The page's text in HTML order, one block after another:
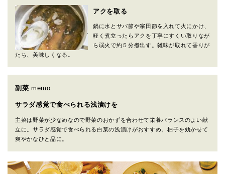
アクを取る
鍋に水とサバ節や宗田節を入れて火にかけ、
軽く煮立ったらアクを丁寧にすくい取りなが
ら弱火で約５分煮出す。雑味が取れて香りが
たち、美味しくなる。
副菜 memo
サラダ感覚で食べられる浅漬けを
主菜は野菜が少なめなので野菜のおかずを合わせて栄養バランスのよい献
立に。サラダ感覚で食べられる白菜の浅漬けがおすすめ。柚子を効かせて
爽やかなひと品に。